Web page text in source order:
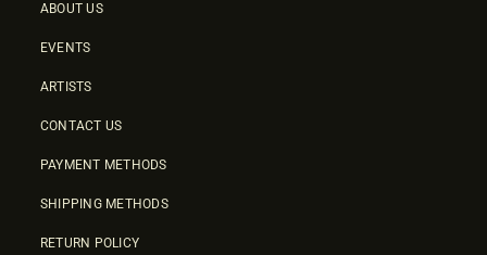
ABOUT US
EVENTS
ARTISTS
CONTACT US
PAYMENT METHODS
SHIPPING METHODS
RETURN POLICY